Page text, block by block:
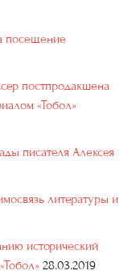
посещение
постпродакшена
«Тобол»
писателя Алексея
литературы и
исторический
28.03.2019